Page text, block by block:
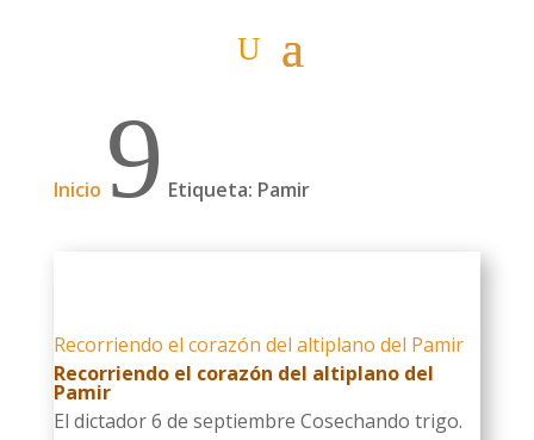
Inicio 9 Etiqueta: Pamir
Recorriendo el corazón del altiplano del Pamir
Recorriendo el corazón del altiplano del
Pamir
El dictador 6 de septiembre Cosechando trigo.